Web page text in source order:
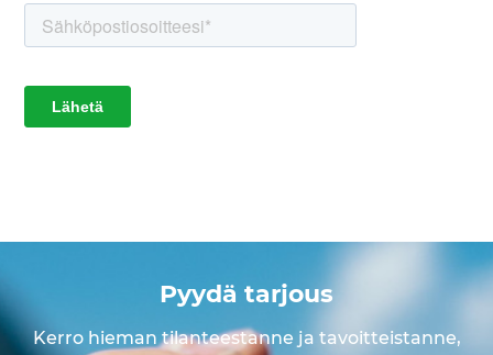
Pyydä tarjous
Kerro hieman tilanteestanne ja tavoitteistanne,